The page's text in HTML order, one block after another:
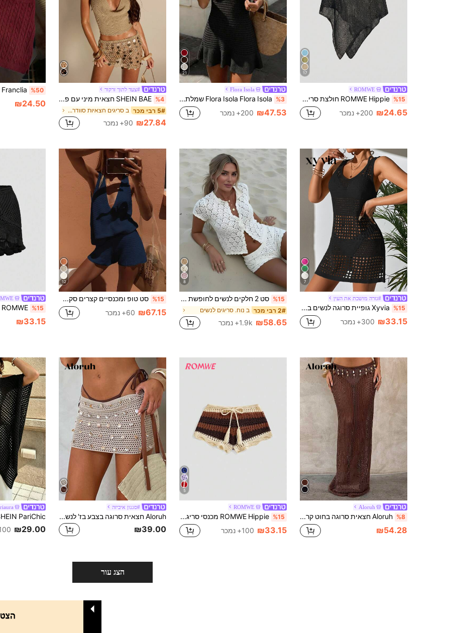
17
ROMWE
%15 ROMWE Hippie חולצת סריג חלולה רופפת לנשים, מתאימה לחופשת חוף
₪24.65 200+ נמכר
21
Flora Isola
%3 Flora Isola Flora Isola שמלת סריג ללא שרוולים עם צווארון V לאביב/קיץ, סגנון חופשת חוף קז'ואל לנשים
₪47.53 200+ נמכר
#צעד לתוך זרקור
%4 SHEIN BAE חצאית מיני עם פאייטים וחלול בצבע אחיד לנשים, סגנון מסיבה אופנתי, מוצרים חדשים בשנת 2026, סגנון חופשת חוף. נשים בחופשה, חופשת קיץ, נשים אלגנטיות, חג, חופשה.
5# רבי מכר ב סריגים חצאיות סוודר לנשים
₪27.84 90+ נמכר
%50
₪24.50
7
#גזרה מושכת את העין
%15 Xyvia גופיית סרוגה לנשים בצבע אחיד חלול ללא שרוולים, לחופשה
₪33.15 300+ נמכר
8
%15 סט 2 חלקים לנשים לחופשת קיץ: קרדיגן סרוג קצר עם שרוול קצר, רשת קרושה, חלול וסקסי לחוף + מכנסיים קצרים - סט 2 חלקים לחופשה לנשים, לבוש למסיבה בקרושה, סגנון סקסי צמוד לנשים, לבוש ריזורט
2# רבי מכר ב נוח. סריגים לנשים
₪58.65 1.9k+ נמכר
12
%15 סט טופ ומכנסיים קצרים סקסיים לנשים, מתאים ללבוש יומיומי, חופשה, סגנון יפני
₪67.15 60+ נמכר
%15
₪33.15
Aloruh
%8 Aloruh חצאית סרוגה בחוט קרושה בצבע חום קפה לנשים, סגנון בוהו לקיץ, חופשה וחגים, עם חרוצים וגילים, למסיבת חוף ופסטיבל מוזיקה
₪54.28
5
ROMWE
%15 ROMWE Hippie מכנסי סריג לחופשה בסגנון היפי סקסי לנשים עם מותן נמוך במיוחד ופסים חלולים
₪33.15 100+ נמכר
#סגנון איביזה
Aloruh חצאית סרוגה בצבע בז' לנשים, מוצר חדש לחופשת חוף באביב/קיץ
₪39.00
₪29.00
100+
הצג עור